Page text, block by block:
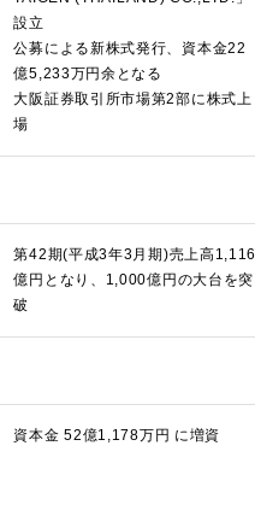
設立
公募による新株式発行、資本金22
億5,233万円余となる
大阪証券取引所市場第2部に株式上
場
第42期(平成3年3月期)売上高1,116
億円となり、1,000億円の大台を突
破
資本金 52億1,178万円 に増資